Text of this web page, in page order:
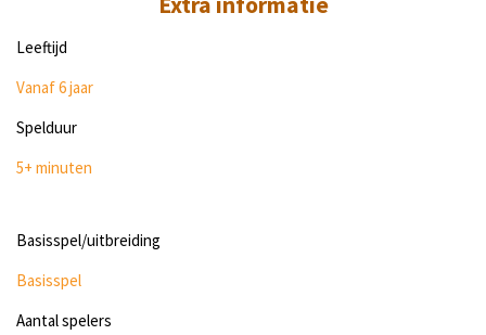
Leeftijd
Vanaf 6jaar
Spelduur
5+ minuten
Basisspel/uitbreiding
Basisspel
Aantal spelers